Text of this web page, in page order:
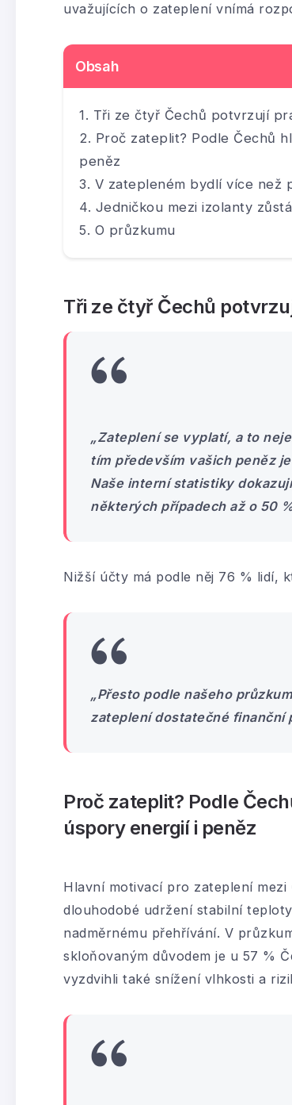
uvažujících o zateplení vnímá
Obsah
Tři ze čtyř Čechů potvrzují
Proč zateplit? Podle Čechů
peněz
V zatepleném bydlí více než
Jedničkou mezi izolanty
O průzkumu
Tři ze čtyř Čechů
„Zateplení se vyplatí, a to
tím především vašich peněz
Naše interní statistiky
některých případech až o 50
Nižší účty má podle něj 76 % lidí,
„Přesto podle našeho
zateplení dostatečné finanční
Proč zateplit? Podle
úspory energií i peněz
Hlavní motivací pro zateplení
dlouhodobé udržení stabilní
nadměrnému přehřívání. V
skloňovaným důvodem je u 57 %
vyzdvihli také snížení vlhkosti a